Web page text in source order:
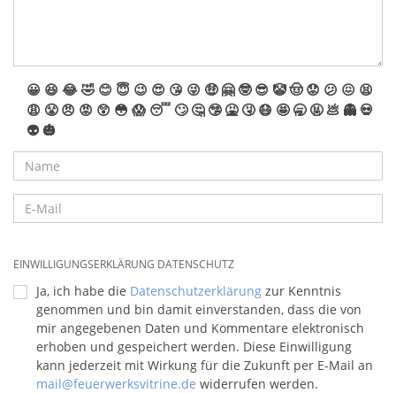
😀 😆 😂🤣 😊 😇 😉 😍 😘 😜 🤑 🤗 🤓 😎 🤡🤠 😟 😕 😖 😫
😩 😤 😠 😡 😲 😳 😱 😴 🙄 🤔 🤥 🤮 🤧 😷 🤩 🥱 🤬 💩 👻 💀
👽 🎃
EINWILLIGUNGSERKLÄRUNG DATENSCHUTZ
Ja, ich habe die Datenschutzerklärung zur Kenntnis
genommen und bin damit einverstanden, dass die von
mir angegebenen Daten und Kommentare elektronisch
erhoben und gespeichert werden. Diese Einwilligung
kann jederzeit mit Wirkung für die Zukunft per E-Mail an
mail@feuerwerksvitrine.de widerrufen werden.